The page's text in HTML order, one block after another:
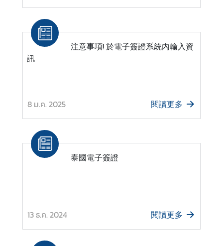
注意事項! 於電子簽證系統內輸入資
訊
8 ม.ค. 2025 閱讀更多
泰國電子簽證
13 ธ.ค. 2024 閱讀更多